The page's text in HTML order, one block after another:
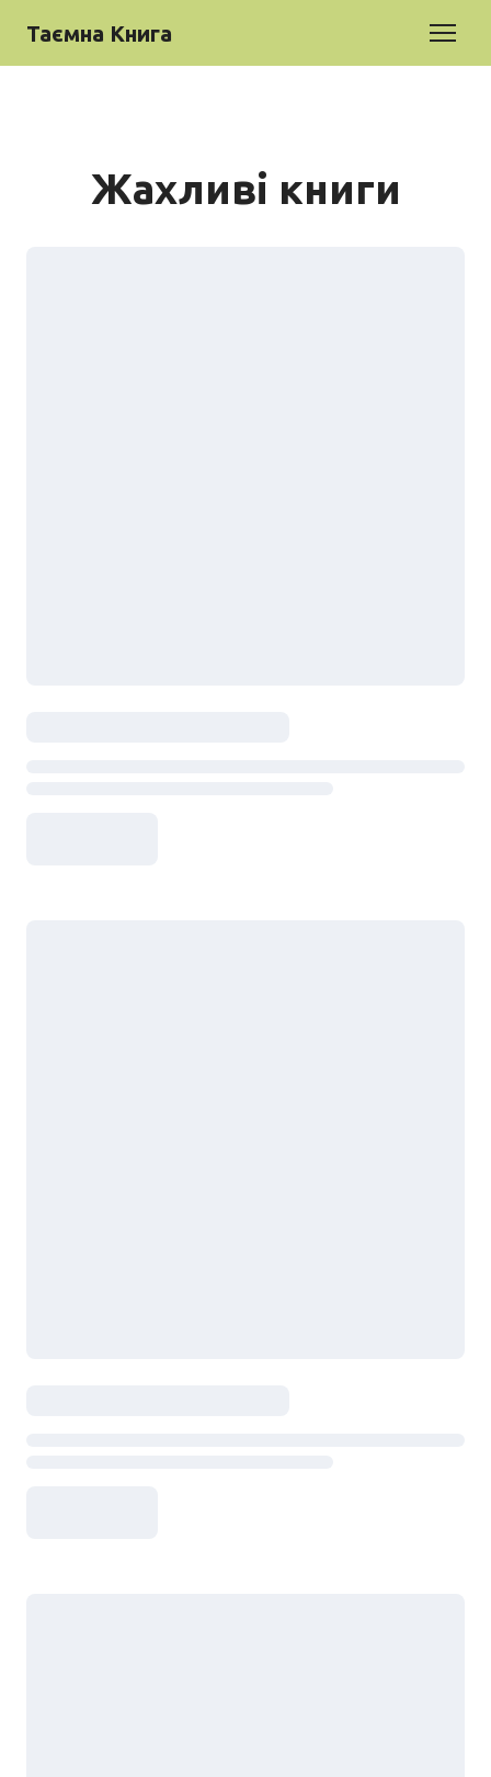
Таємна Книга
Жахливі книги